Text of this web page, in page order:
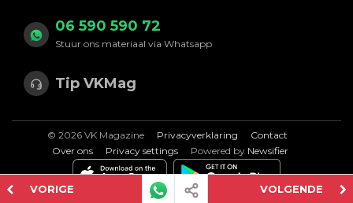
VORIGE VOLGENDE
06 590 590 72
Stuur ons materiaal via Whatsapp
Tip VKMag
© 2026 VK Magazine Privacyverklaring
Contact
Over ons
Privacy settings Powered by Newsifier